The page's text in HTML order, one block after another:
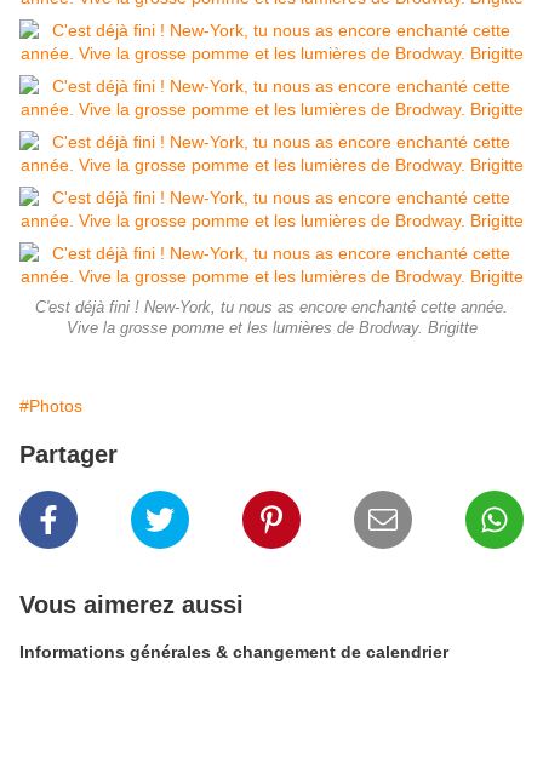
C'est déjà fini ! New-York, tu nous as encore enchanté cette année.
Vive la grosse pomme et les lumières de Brodway. Brigitte
#Photos
Partager
Vous aimerez aussi
Informations générales & changement de calendrier